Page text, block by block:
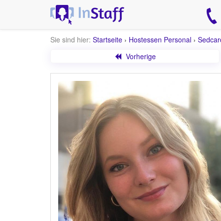
Sie sind hier: Startseite › Hostessen Personal ›
Vorherige